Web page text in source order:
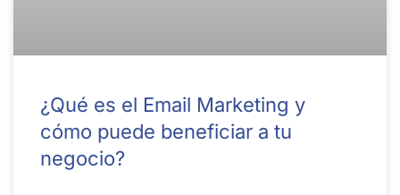
¿Qué es el Email Marketing y
cómo puede beneficiar a tu
negocio?